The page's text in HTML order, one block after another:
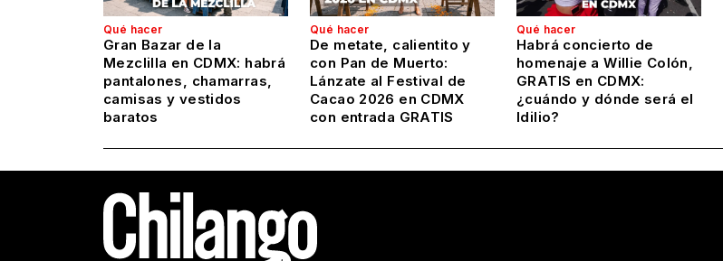
Qué hacer
Gran Bazar de la
Mezclilla en CDMX: habrá
pantalones, chamarras,
camisas y vestidos
baratos
Qué hacer
De metate, calientito y
con Pan de Muerto:
Lánzate al Festival de
Cacao 2026 en CDMX
con entrada GRATIS
Qué hacer
Habrá concierto de
homenaje a Willie Colón,
GRATIS en CDMX:
¿cuándo y dónde será el
Idilio?